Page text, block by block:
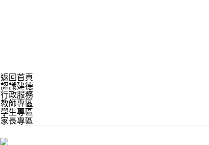
返回首頁
認識建德
行政服務
教師專區
學生專區
家長專區